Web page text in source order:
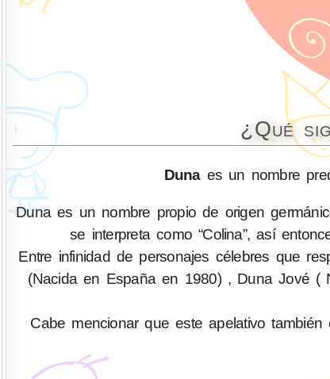
¿Qué
Dunaes un nombre
Duna es un nombre propio de origen
se interpreta como “Colina”, así
Entre infinidad de personajes célebres que
(Nacida en España en 1980) , Duna Jové (
Cabe mencionar que este apelativo